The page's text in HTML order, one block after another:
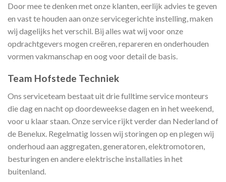
Door mee te denken met onze klanten, eerlijk advies te geven
en vast te houden aan onze servicegerichte instelling, maken
wij dagelijks het verschil. Bij alles wat wij voor onze
opdrachtgevers mogen creëren, repareren en onderhouden
vormen vakmanschap en oog voor detail de basis.
Team Hofstede Techniek
Ons serviceteam bestaat uit drie fulltime service monteurs
die dag en nacht op doordeweekse dagen en in het weekend,
voor u klaar staan. Onze service rijkt verder dan Nederland of
de Benelux. Regelmatig lossen wij storingen op en plegen wij
onderhoud aan aggregaten, generatoren, elektromotoren,
besturingen en andere elektrische installaties in het
buitenland.